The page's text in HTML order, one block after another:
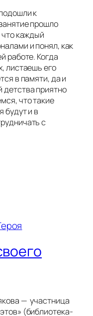
к
прошло
что каждый
и понял, как
работе. Когда
листаешь его
в памяти, да и
детства приятно
что такие
будут и в
с
— участница
(библиотека-